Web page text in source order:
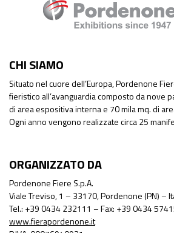
CHI SIAMO
Situato nel cuore dell’Europa, Pordenone
fieristico all’avanguardia composto da nove
di area espositiva interna e 70 mila mq. di
Ogni anno vengono realizzate circa 25
ORGANIZZATO DA
Pordenone Fiere S.p.A.
Viale Treviso, 1 – 33170, Pordenone (PN) –
Tel.: +39 0434 232111 – Fax: +39 0434
www.fierapordenone.it